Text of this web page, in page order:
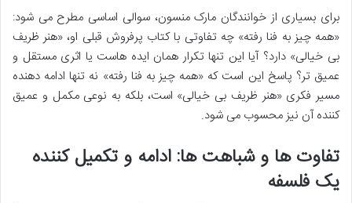
برای بسیاری از خوانندگان مارک منسون، سوالی اساسی مطرح می شود:
«همه چیز به فنا رفته» چه تفاوتی با کتاب پرفروش قبلی او، «هنر ظریف
بی خیالی» دارد؟ آیا این تنها تکرار همان ایده هاست یا اثری مستقل و
عمیق تر؟ پاسخ این است که «همه چیز به فنا رفته» نه تنها ادامه دهنده
مسیر فکری «هنر ظریف بی خیالی» است، بلکه به نوعی مکمل و عمیق
کننده آن نیز محسوب می شود.
تفاوت ها و شباهت ها: ادامه و تکمیل کننده
یک فلسفه